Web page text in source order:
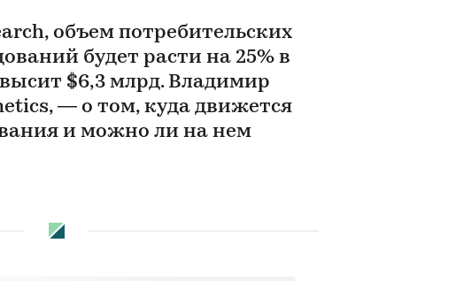
объем потребительских
будет расти на 25% в
$6,3 млрд. Владимир
— о том, куда движется
и можно ли на нем